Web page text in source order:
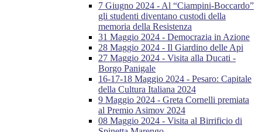
7 Giugno 2024 - Al “Ciampini-Boccardo”
gli studenti diventano custodi della
memoria della Resistenza
31 Maggio 2024 - Democrazia in Azione
28 Maggio 2024 - Il Giardino delle Api
27 Maggio 2024 - Visita alla Ducati -
Borgo Panigale
16-17-18 Maggio 2024 - Pesaro: Capitale
della Cultura Italiana 2024
9 Maggio 2024 - Greta Cornelli premiata
al Premio Asimov 2024
08 Maggio 2024 - Visita al Birrificio di